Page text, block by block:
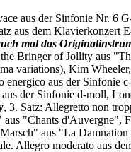
aus der Sinfonie Nr. 6
aus dem Klavierkonzert
mal das
the Bringer of Jollity aus
variations), Kim
energico aus der Sinfonie
aus der Sinfonie d-moll,
, 3. Satz: Allegretto non
"Chants d'Auvergne",
aus "La Damnation
Allegro moderato aus